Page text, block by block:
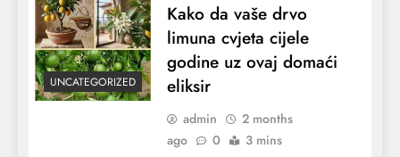
UNCATEGORIZED
Kako da vaše drvo
limuna cvjeta cijele
godine uz ovaj domaći
eliksir
admin
2 months
ago
0 3 mins